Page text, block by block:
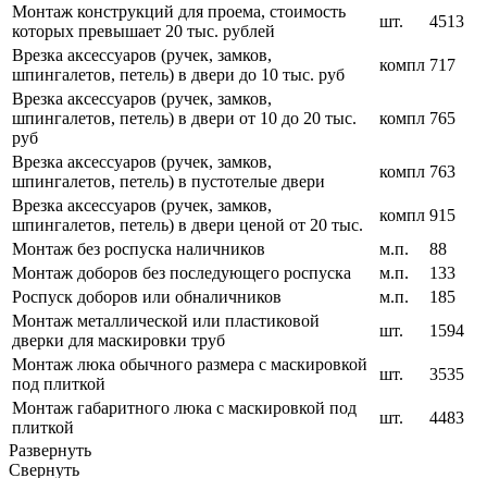
Монтаж конструкций для проема, стоимость
которых превышает 20 тыс. рублей
шт.
4513
Врезка аксессуаров (ручек, замков,
шпингалетов, петель) в двери до 10 тыс. руб
компл 717
Врезка аксессуаров (ручек, замков,
шпингалетов, петель) в двери от 10 до 20 тыс.
руб
компл 765
Врезка аксессуаров (ручек, замков,
шпингалетов, петель) в пустотелые двери
компл 763
Врезка аксессуаров (ручек, замков,
шпингалетов, петель) в двери ценой от 20 тыс.
компл 915
Монтаж без роспуска наличников
м.п.
88
Монтаж доборов без последующего роспуска
м.п.
133
Роспуск доборов или обналичников
м.п.
185
Монтаж металлической или пластиковой
дверки для маскировки труб
шт.
1594
Монтаж люка обычного размера с маскировкой
под плиткой
шт.
3535
Монтаж габаритного люка с маскировкой под
плиткой
шт.
4483
Развернуть
Свернуть